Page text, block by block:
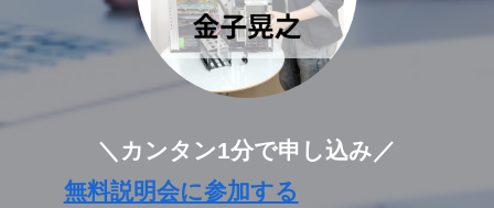
＼カンタン1分で申し込み／
無料説明会に参加する